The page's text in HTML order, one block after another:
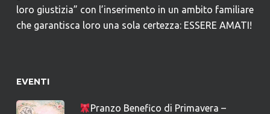
loro giustizia” con l’inserimento in un ambito familiare
che garantisca loro una sola certezza: ESSERE AMATI!
EVENTI
Pranzo Benefico di Primavera –